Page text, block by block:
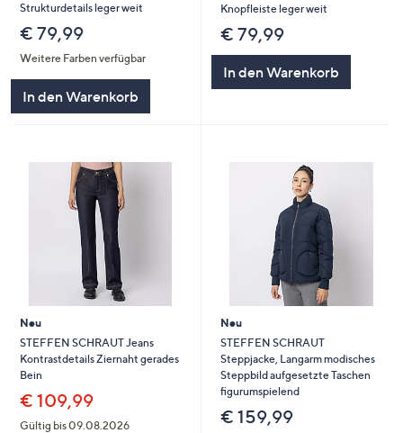
Strukturdetails leger weit
€ 79,99
Weitere Farben verfügbar
In den Warenkorb
Knopfleiste leger weit
€ 79,99
In den Warenkorb
Neu
STEFFEN SCHRAUT Jeans
Kontrastdetails Ziernaht gerades
Bein
€ 109,99
Gültig bis 09.08.2026
Neu
STEFFEN SCHRAUT
Steppjacke, Langarm modisches
Steppbild aufgesetzte Taschen
figurumspielend
€ 159,99